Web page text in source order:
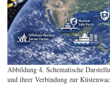
Abbildung 4. Schematische
und ihrer Verbindung zur